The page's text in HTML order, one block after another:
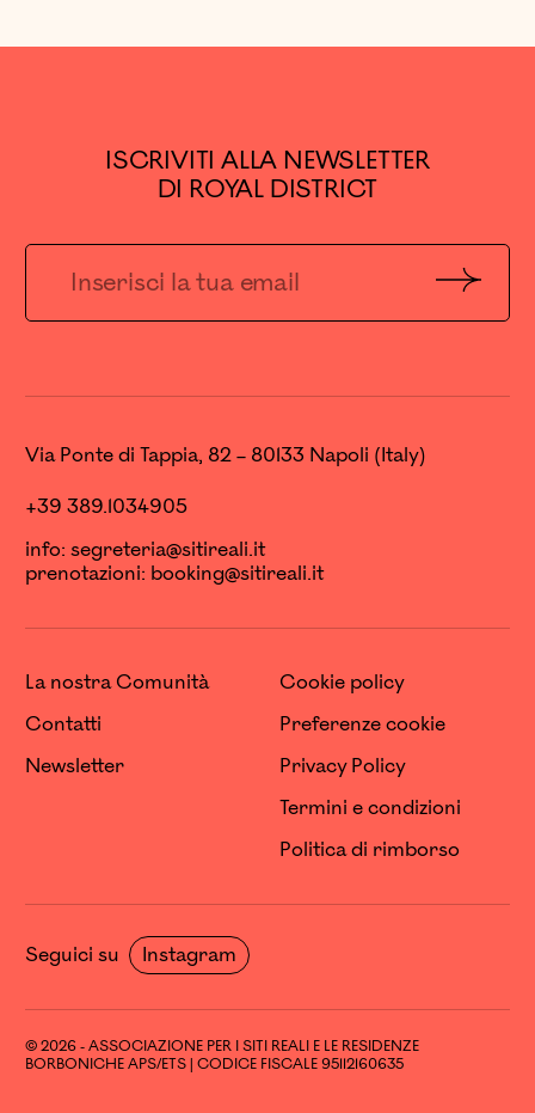
ISCRIVITI ALLA NEWSLETTER
DI ROYAL DISTRICT
Invia
Via Ponte di Tappia, 82 – 80133 Napoli (Italy)
+39 389.1034905
info: segreteria@sitireali.it
prenotazioni: booking@sitireali.it
La nostra Comunità
Contatti
Newsletter
Cookie policy
Preferenze cookie
Privacy Policy
Termini e condizioni
Politica di rimborso
Seguici su Instagram
© 2026 - ASSOCIAZIONE PER I SITI REALI E LE RESIDENZE
BORBONICHE APS/ETS | CODICE FISCALE 95112160635